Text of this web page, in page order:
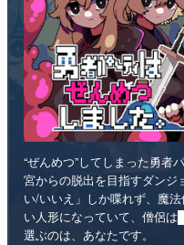
“ぜんめつ”してしまった勇者
宮からの脱出を目指すダンジ
い/いいえ」しか喋れず、魔
い人形になっていて、僧侶
選ぶのは、あなたです。